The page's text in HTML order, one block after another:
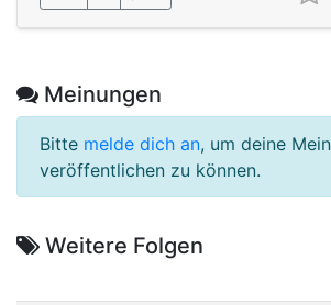
Meinungen
Bitte melde dich an, um deine
veröffentlichen zu können.
Weitere Folgen